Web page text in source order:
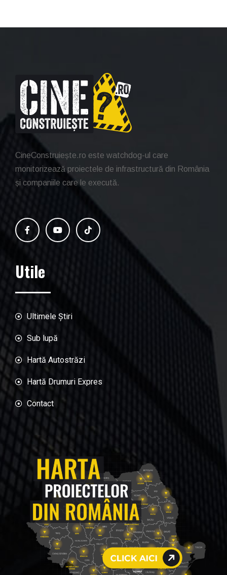
CineConstruiește.ro este watchdog-ul care
monitorizează proiectele de infrastructură din România
și companiile care le execută.
Utile
Ultimele Știri
Sub lupă
Hartă Autostrăzi
Hartă Drumuri Expres
Contact